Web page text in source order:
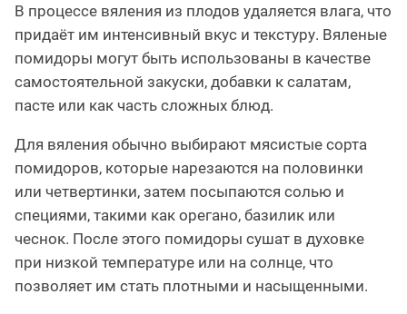
В процессе вяления из плодов удаляется влага, что
придаёт им интенсивный вкус и текстуру. Вяленые
помидоры могут быть использованы в качестве
самостоятельной закуски, добавки к салатам,
пасте или как часть сложных блюд.
Для вяления обычно выбирают мясистые сорта
помидоров, которые нарезаются на половинки
или четвертинки, затем посыпаются солью и
специями, такими как орегано, базилик или
чеснок. После этого помидоры сушат в духовке
при низкой температуре или на солнце, что
позволяет им стать плотными и насыщенными.